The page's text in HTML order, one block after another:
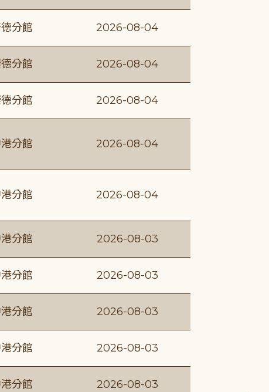
分館 2026-08-04
分館 2026-08-04
分館 2026-08-04
分館 2026-08-04
分館 2026-08-04
分館 2026-08-03
分館 2026-08-03
分館 2026-08-03
分館 2026-08-03
分館 2026-08-03